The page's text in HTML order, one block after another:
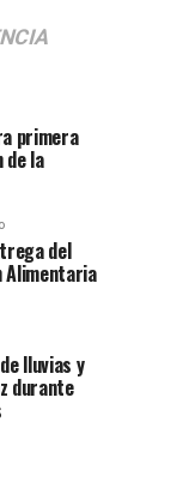
primera
de la
del
Alimentaria
lluvias y
durante